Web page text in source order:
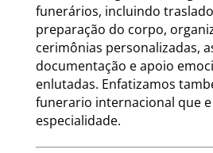
funerários, incluindo
preparação do corpo,
cerimônias personalizadas,
documentação e apoio
enlutadas. Enfatizamos
funerario internacional que e
especialidade.